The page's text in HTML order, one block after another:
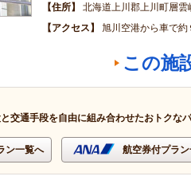
住所
北海道上川郡上川町層雲
アクセス
旭川空港から車で約
この施
交通手段を自由に組み合わせたおトクな
ン一覧へ 航空券付プラ